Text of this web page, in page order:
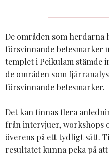
De områden som herdarna
försvinnande betesmarker
templet i Peikulam stämde
de områden som
försvinnande betesmarker.
Det kan finnas flera
från intervjuer, workshops
överens på ett tydligt sätt.
resultatet kunna peka på